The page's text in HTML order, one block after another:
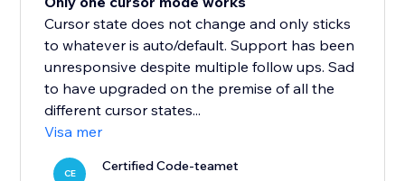
Cursor state does not change and only sticks
to whatever is auto/default. Support has been
unresponsive despite multiple follow ups. Sad
to have upgraded on the premise of all the
different cursor states...
Visa mer
CE Certified Code-teamet